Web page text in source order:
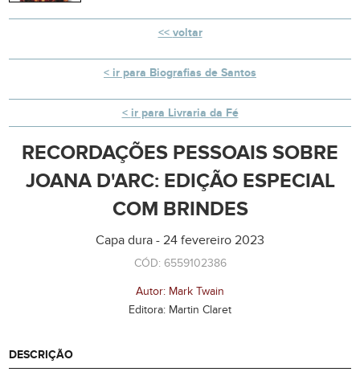
voltar
ir para Biografias de Santos
ir para Livraria da Fé
RECORDAÇÕES PESSOAIS SOBRE
JOANA D'ARC: EDIÇÃO ESPECIAL
COM BRINDES
Capa dura - 24 fevereiro 2023
CÓD: 6559102386
Autor: Mark Twain
Editora: Martin Claret
DESCRIÇÃO